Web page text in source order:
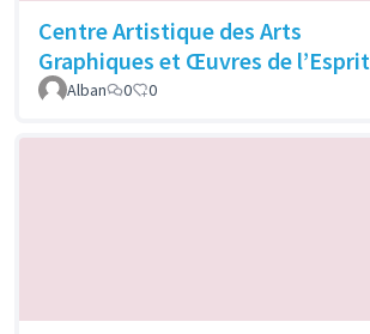
Centre Artistique des Arts
Graphiques et Œuvres de l’Esprit
Alban 0 0